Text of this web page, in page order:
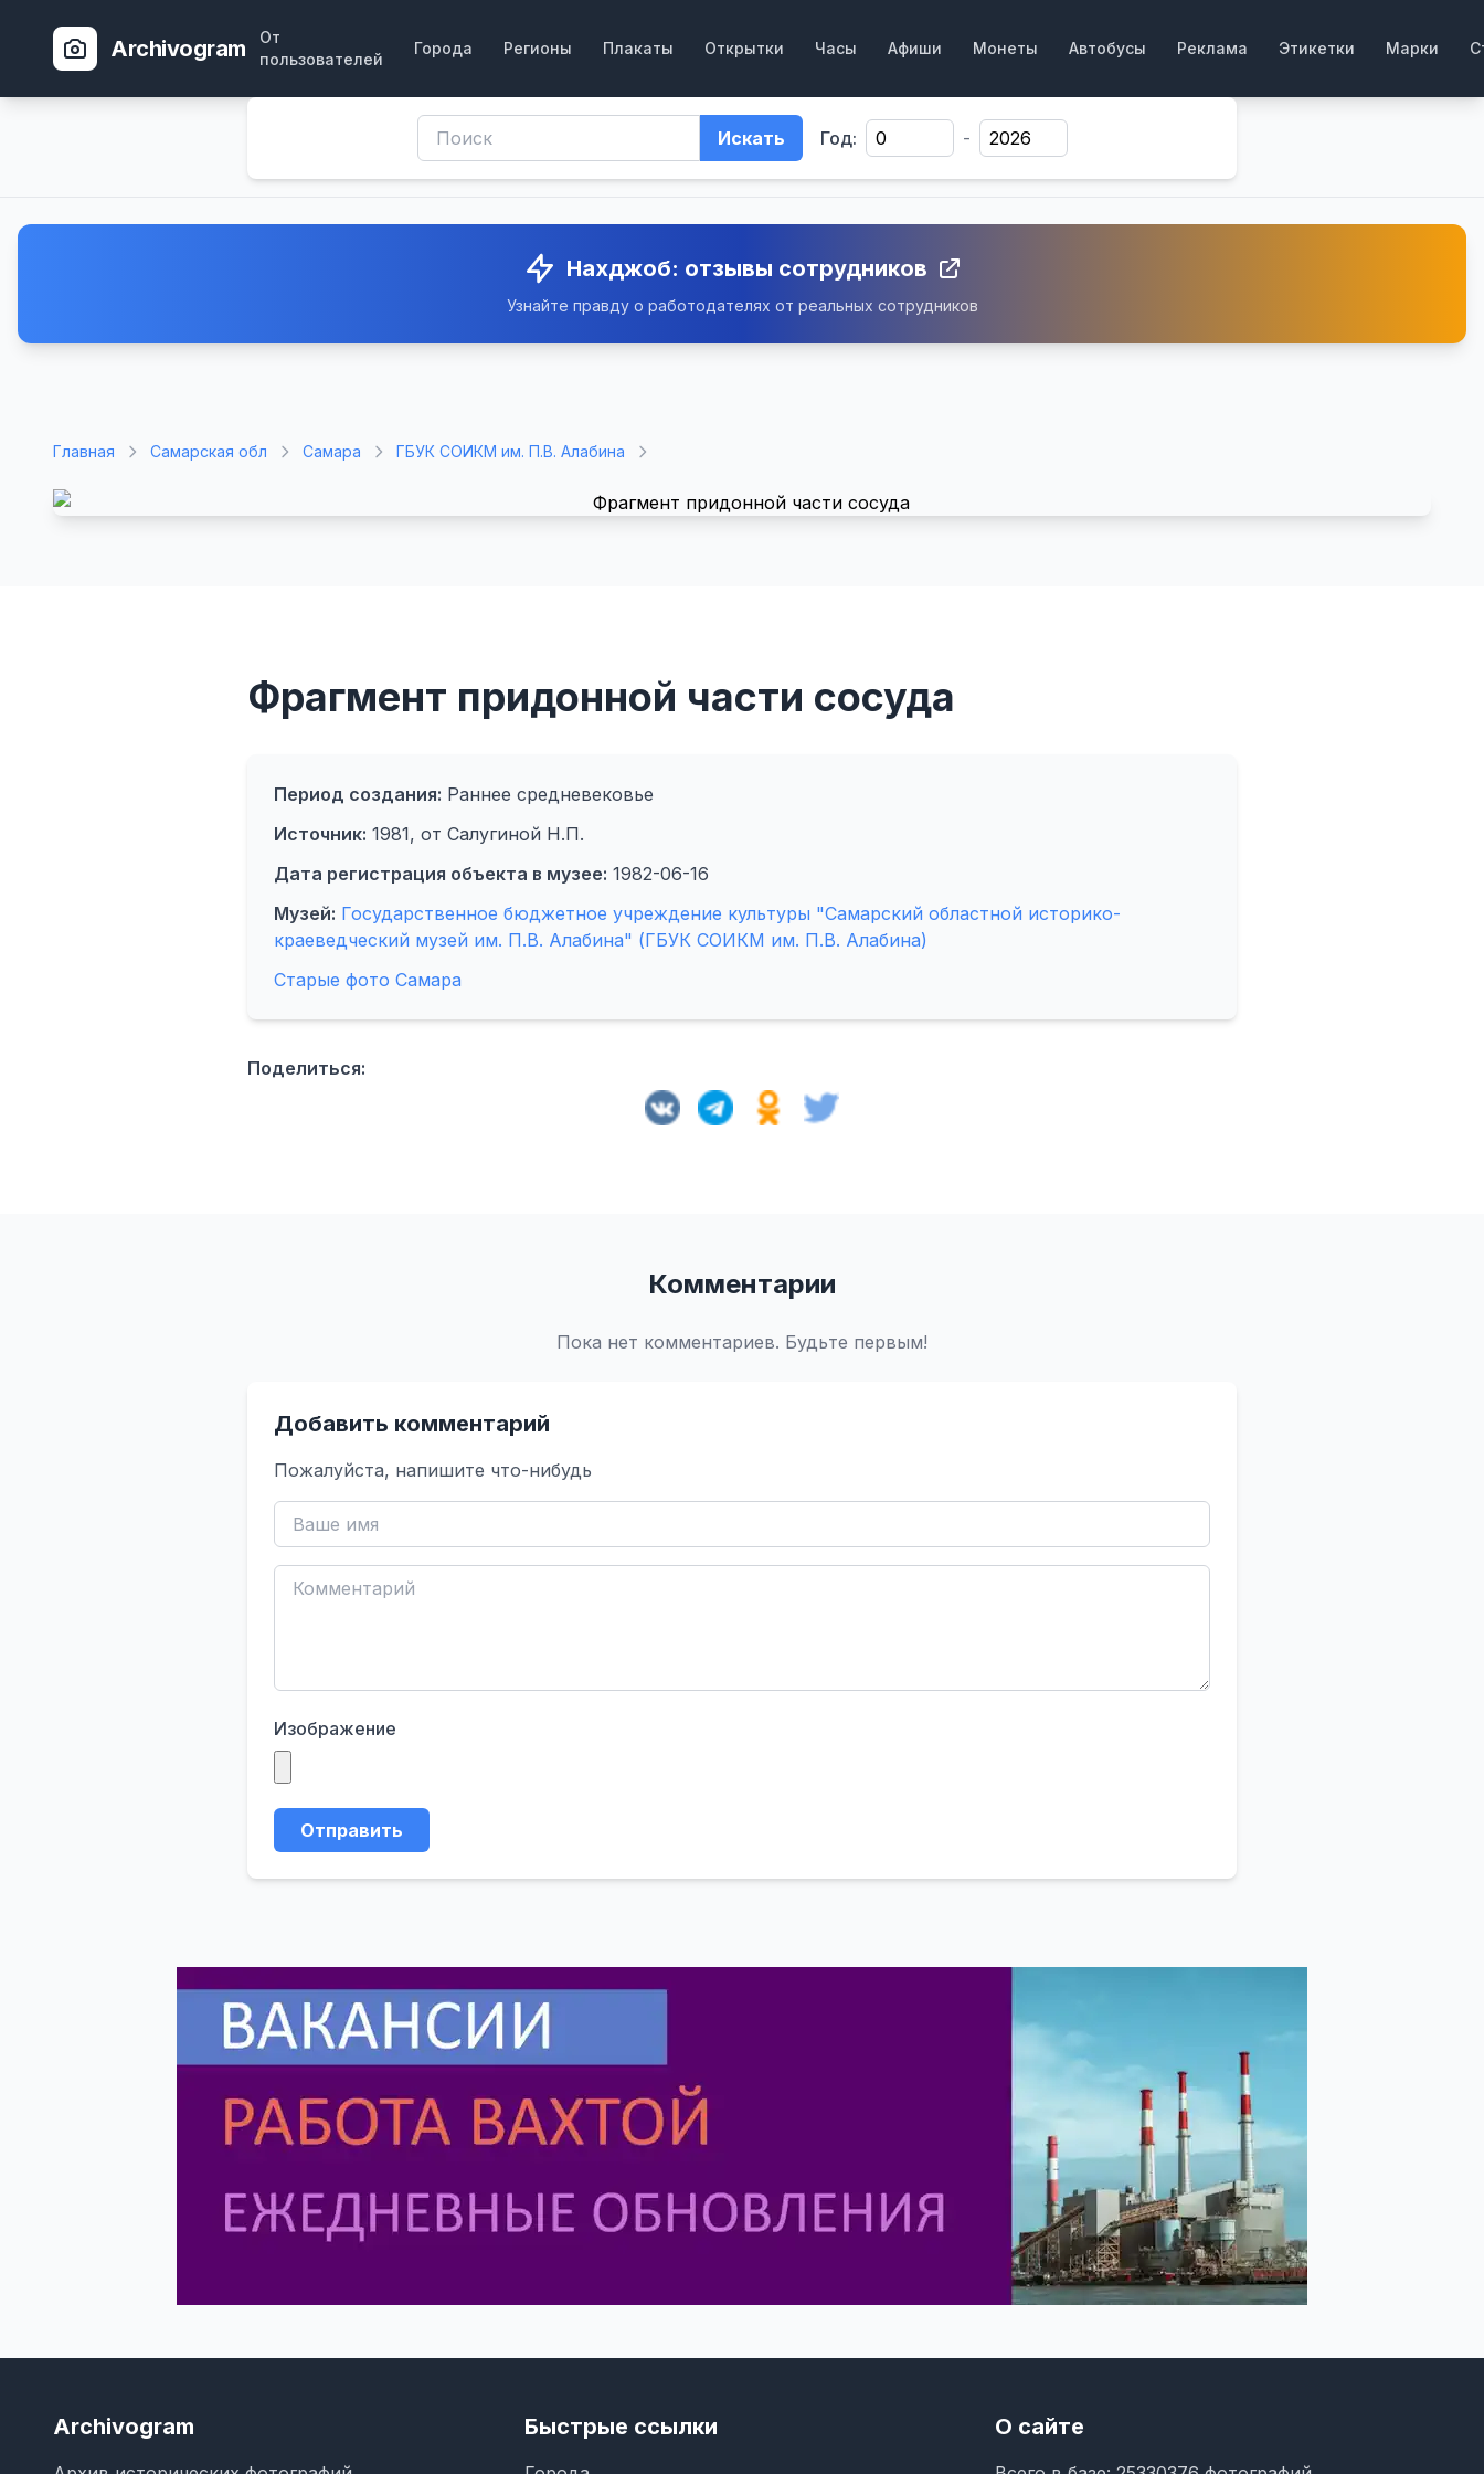
Archivogram
От
пользователей
Города Регионы Плакаты Открытки Часы Афиши Монеты Автобусы Реклама Этикетки Марки
Искать Год: -
Нахджоб: отзывы сотрудников
Узнайте правду о работодателях от реальных сотрудников
Главная Самарская обл Самара ГБУК СОИКМ им. П.В. Алабина
Фрагмент придонной части сосуда
Период создания: Раннее средневековье
Источник: 1981, от Салугиной Н.П.
Дата регистрация объекта в музее: 1982-06-16
Музей: Государственное бюджетное учреждение культуры "Самарский областной историко-
краеведческий музей им. П.В. Алабина" (ГБУК СОИКМ им. П.В. Алабина)
Старые фото Самара
Поделиться:
Комментарии
Пока нет комментариев. Будьте первым!
Добавить комментарий
Пожалуйста, напишите что-нибудь
Изображение
Отправить
Archivogram Быстрые ссылки О сайте